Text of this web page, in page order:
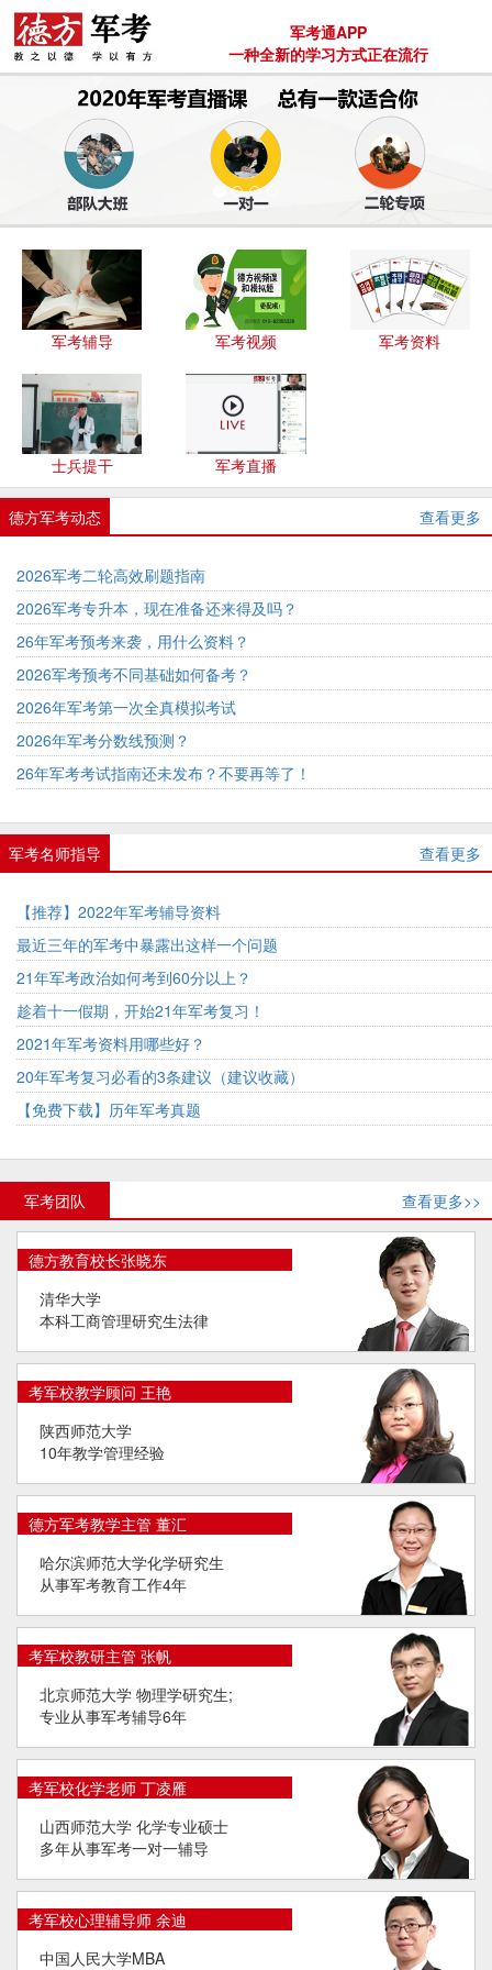
军考通APP
一种全新的学习方式正在流行
军考辅导 军考视频 军考资料
士兵提干 军考直播
德方军考动态 查看更多
2026军考二轮高效刷题指南
2026军考专升本，现在准备还来得及吗？
26年军考预考来袭，用什么资料？
2026军考预考不同基础如何备考？
2026年军考第一次全真模拟考试
2026年军考分数线预测？
26年军考考试指南还未发布？不要再等了！
军考名师指导 查看更多
【推荐】2022年军考辅导资料
最近三年的军考中暴露出这样一个问题
21年军考政治如何考到60分以上？
趁着十一假期，开始21年军考复习！
2021年军考资料用哪些好？
20年军考复习必看的3条建议（建议收藏）
【免费下载】历年军考真题
军考团队 查看更多>>
德方教育校长张晓东
清华大学
本科工商管理研究生法律
考军校教学顾问 王艳
陕西师范大学
10年教学管理经验
德方军考教学主管 董汇
哈尔滨师范大学化学研究生
从事军考教育工作4年
考军校教研主管 张帆
北京师范大学 物理学研究生;
专业从事军考辅导6年
考军校化学老师 丁凌雁
山西师范大学 化学专业硕士
多年从事军考一对一辅导
考军校心理辅导师 余迪
中国人民大学MBA